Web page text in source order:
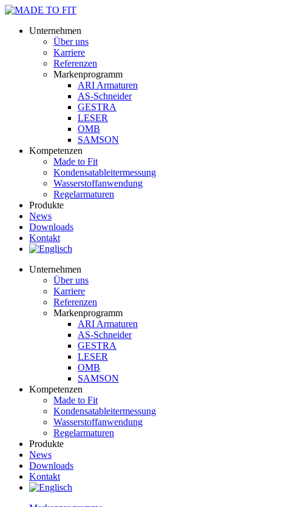
Unternehmen
Über uns
Karriere
Referenzen
Markenprogramm
ARI Armaturen
AS-Schneider
GESTRA
LESER
OMB
SAMSON
Kompetenzen
Made to Fit
Kondensat­ableiter­messung
Wasserstoff­anwendung
Regel­arma­turen
Produkte
News
Downloads
Kontakt
Unternehmen
Über uns
Karriere
Referenzen
Markenprogramm
ARI Armaturen
AS-Schneider
GESTRA
LESER
OMB
SAMSON
Kompetenzen
Made to Fit
Kondensat­ableiter­messung
Wasserstoff­anwendung
Regel­arma­turen
Produkte
News
Downloads
Kontakt